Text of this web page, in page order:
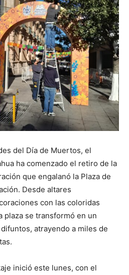
del Día de Muertos, el
ha comenzado el retiro de la
que engalanó la Plaza de
Desde altares
con las coloridas
plaza se transformó en un
atrayendo a miles de
inició este lunes, con el